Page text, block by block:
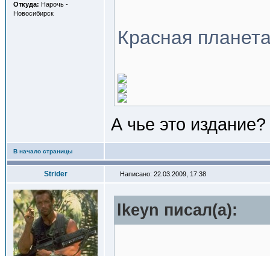
Откуда: Нарочь -
Новосибирск
Красная
А чье это
В начало страницы
Strider Написано: 22.03.2009, 17:38
lkeyn писал(a):